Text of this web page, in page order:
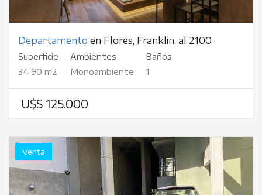
Departamento en Flores, Franklin, al 2100
Superficie
34.90 m2
Ambientes
Monoambiente
Baños
1
U$S 125.000
Venta